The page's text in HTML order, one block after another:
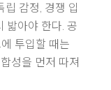
립 감정, 경쟁 입
밟아야 한다. 공
투입할 때는
성을 먼저 따져